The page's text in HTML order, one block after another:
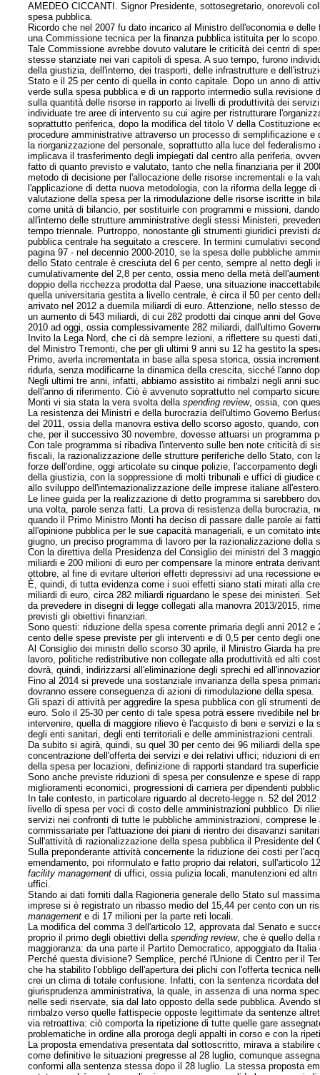
AMEDEO CICCANTI. Signor Presidente, sottosegretario, onorevoli
spesa pubblica.
Ricordo che nel 2007 fu dato incarico al Ministro dell'economia e
una Commissione tecnica per la finanza pubblica istituita per lo scopo.
Tale Commissione avrebbe dovuto valutare le criticità dei centri di
stesse stanziate nei vari capitoli di spesa. A suo tempo, furono
della giustizia, dell'interno, dei trasporti, delle infrastrutture e
Stato e il 25 per cento di quella in conto capitale. Dopo un anno di
verde sulla spesa pubblica e di un rapporto intermedio sulla
sulla quantità delle risorse in rapporto ai livelli di produttività dei
individuate tre aree di intervento su cui agire per ristrutturare
soprattutto periferica, dopo la modifica del titolo V della Costituzione
procedure amministrative attraverso un processo di semplificazione
la riorganizzazione del personale, soprattutto alla luce del
implicava il trasferimento degli impiegati dal centro alla periferia,
fatto di quanto previsto e valutato, tanto che nella finanziaria per il
metodo di decisione per l'allocazione delle risorse incrementali e la
l'applicazione di detta nuova metodologia, con la riforma della legge
valutazione della spesa per la rimodulazione delle risorse iscritte in
come unità di bilancio, per sostituirle con programmi e missioni,
all'interno delle strutture amministrative degli stessi Ministeri,
tempo triennale. Purtroppo, nonostante gli strumenti giuridici previsti
pubblica centrale ha seguitato a crescere. In termini cumulativi
pagina 97 - nel decennio 2000-2010, se la spesa delle pubbliche
dello Stato centrale è cresciuta del 6 per cento, sempre al netto
cumulativamente del 2,8 per cento, ossia meno della metà
doppio della ricchezza prodotta dal Paese, una situazione
quella universitaria gestita a livello centrale, è circa il 50 per cento
arrivato nel 2012 a duemila miliardi di euro. Attenzione, nello stesso
un aumento di 543 miliardi, di cui 282 prodotti dai cinque anni del
2010 ad oggi, ossia complessivamente 282 miliardi, dall'ultimo
Invito la Lega Nord, che ci dà sempre lezioni, a riflettere su questi
del MinistroTremonti, che per gli ultimi 9 anni su 12 ha gestito la
Primo, averla incrementata in base alla spesa storica, ossia
ridurla, senza modificarne la dinamica della crescita, sicché l'anno
Negli ultimi tre anni, infatti, abbiamo assistito ai rimbalzi negli anni
dell'anno di riferimento. Ciò è avvenuto soprattutto nel comparto
Monti vi sia stata la vera svolta dellaspending review, ossia, con
La resistenza dei Ministri e della burocrazia dell'ultimo Governo
del 2011, ossia della manovra estiva dello scorso agosto, quando,
che, per il successivo 30 novembre, dovesse attuarsi un programma
Con tale programma si ribadiva l'intervento sulle ben note criticità di
fiscali, la razionalizzazione delle strutture periferiche dello Stato,
forze dell'ordine, oggi articolate su cinque polizie, l'accorpamento
della giustizia, con la soppressione di molti tribunali e uffici di
allo sviluppo dell'internazionalizzazione delle imprese italiane
Le linee guida per la realizzazione di detto programma si sarebbero
una volta, parole senza fatti. La prova di resistenza della burocrazia,
quando il Primo Ministro Monti ha deciso di passare dalle parole ai
all'opinione pubblica per le sue capacità manageriali, e un comitato
giugno, un preciso programma di lavoro per la razionalizzazione della
Con la direttiva della Presidenza del Consiglio dei ministri del 3
miliardi e 200 milioni di euro per compensare la minore entrata
ottobre, al fine di evitare ulteriori effetti depressivi ad una recessione
È, quindi, di tutta evidenza come i suoi effetti siano stati mirati alla
miliardi di euro, circa 282 miliardi riguardano le spese dei ministeri.
da prevedere in disegni di legge collegati alla manovra 2013/2015,
previsti gli obiettivi finanziari.
Sono questi: riduzione della spesa corrente primaria degli anni 2012
cento delle spese previste per gli interventi e di 0,5 per cento degli
Al Consiglio dei ministri dello scorso 30 aprile, il Ministro Giarda ha
lavoro, politiche redistributive non collegate alla produttivitàed alti
dovrà, quindi, indirizzarsi all'eliminazione degli sprechi ed
Fino al 2014 si prevede una sostanziale invarianza della spesa
dovranno essere conseguenza di azioni di rimodulazione della spesa.
Gli spazi di attività per aggredire la spesa pubblica con gli strumenti
euro. Solo il 25-30 per cento di tale spesa potrà essere rivedibile nel
intervenire, quella di maggiore rilievo è l'acquisto di beni e servizi e
degli enti sanitari, degli enti territoriali e delle amministrazioni centrali.
Da subito si agirà, quindi, su quel 30 per cento dei 96 miliardi della
concentrazione dell'offerta dei servizi e dei relativi uffici; riduzioni di
della spesa per locazioni, definizione di rapporti standard tra
Sono anche previste riduzioni di spesa per consulenze e spese di
miglioramenti economici, progressioni di carriera per dipendenti
In tale contesto, in particolare riguardo al decreto-legge n. 52 del
livello di spesa per voci di costo delle amministrazioni pubblico. Di
servizi nei confronti di tutte le pubbliche amministrazioni, comprese le
commissariate per l'attuazione dei piani di rientro dei disavanzi
Sull'attività di razionalizzazione della spesa pubblica il Presidente
Sulla preponderante attività concernente la riduzione dei costi per
emendamento, poi riformulato e fatto proprio dai relatori, sull'articolo
facility management di uffici, ossia pulizia locali, manutenzioni ed
uffici.
Stando ai dati forniti dalla Ragioneria generale dello Stato sul
imprese si è registrato un ribasso medio del 15,44 per cento con un
management e di 17 milioni per la parte reti locali.
La modifica del comma 3 dell'articolo 12, approvata dal Senato e
proprio il primo degli obiettivi dellaspending review, che è quello della
maggioranza: da una parte il Partito Democratico, appoggiato da
Perché questa divisione? Semplice, perché l'Unione di Centro per il
che ha stabilito l'obbligo dell'apertura dei plichi con l'offerta tecnica
crei un clima ditotale confusione. Infatti, con la sentenza ricordata
giurisprudenza amministrativa, la quale, in assenza di una norma
nelle sedi riservate, sia dal lato opposto della sede pubblica. Avendo
rimbalzo verso quelle fattispecie opposte legittimate da sentenze
via retroattiva: ciò comporta la ripetizione di tutte quelle gare
problematiche in ordine alla proroga degli appalti in corso e con la
La proposta emendativa presentata dal sottoscritto, mirava a
come definitive le situazioni pregresse al 28 luglio, comunque
conformi alla sentenza stessa dopo il 28 luglio. La stessa proposta